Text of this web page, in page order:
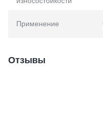
Применение
Отзывы